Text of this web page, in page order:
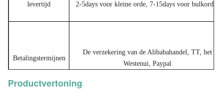
levertijd 2-5days voor kleine orde, 7-15days voor bulkorder
Betalingstermijnen
De verzekering van de Alibabahandel, TT, het
Westenui, Paypal
Productvertoning